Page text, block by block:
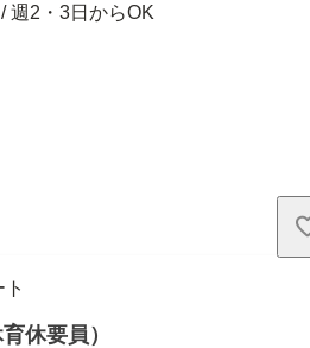
週2・3日からOK
休要員）